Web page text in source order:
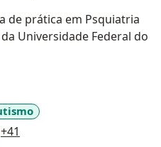
de prática em Psquiatria
Universidade Federal do
+41